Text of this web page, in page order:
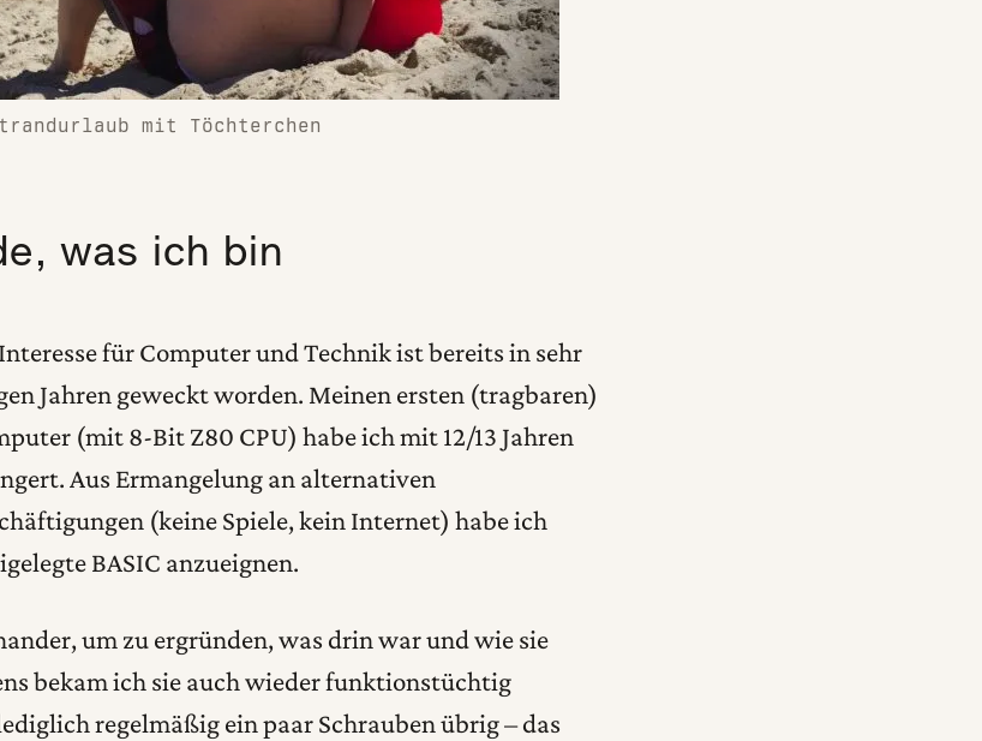
mit Töchterchen
was ich bin
für Computer und Technik ist bereits in sehr
Jahren geweckt worden. Meinen ersten (tragbaren)
(mit 8-Bit Z80 CPU) habe ich mit 12/13 Jahren
Aus Ermangelung an alternativen
(keine Spiele, kein Internet) habe ich
BASIC anzueignen.
um zu ergründen, was drin war und wie sie
bekam ich sie auch wieder funktionstüchtig
regelmäßig ein paar Schrauben übrig – das